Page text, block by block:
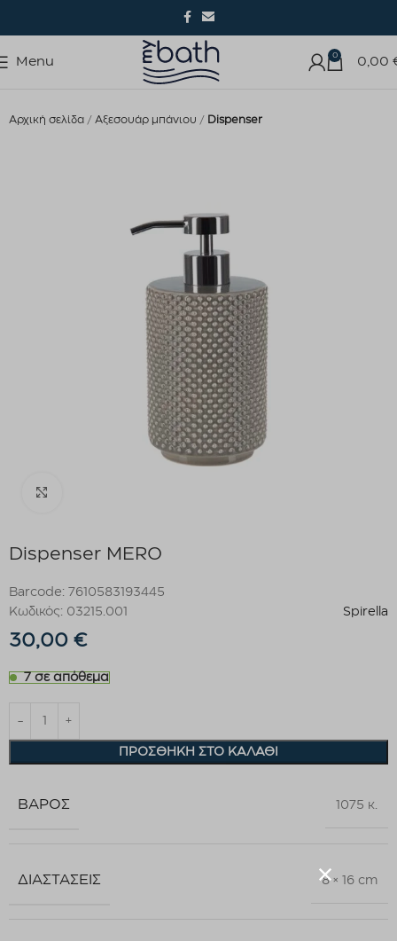
Menu 0 0,00
Αρχική σελίδα Αξεσουάρ μπάνιου Dispenser
Dispenser MERO
Barcode: 7610583193445
Κωδικός: 03215.001
Spirella
30,00 €
7 σε απόθεμα
ΠΡΟΣΘΉΚΗ ΣΤΟ ΚΑΛΆΘΙ
ΒΆΡΟΣ 1075 κ.
ΔΙΑΣΤΆΣΕΙΣ 8 × 16 cm